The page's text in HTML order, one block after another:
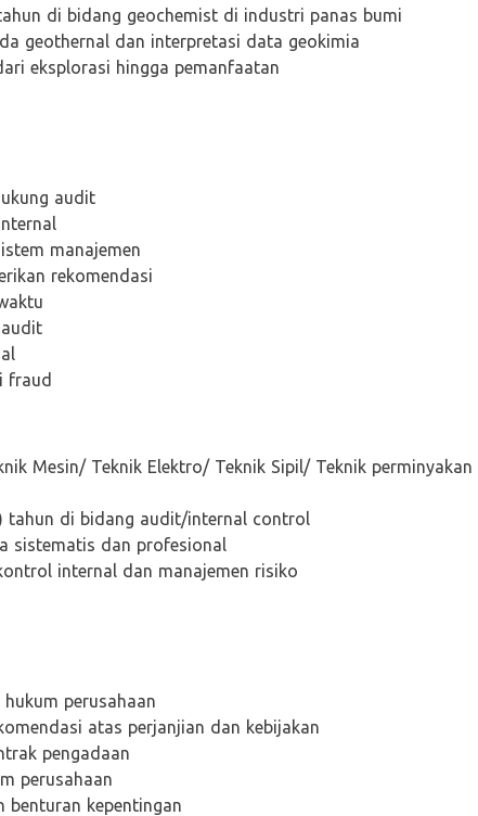
di bidang geochemist di industri panas bumi
geothernal dan interpretasi data geokimia
eksplorasi hingga pemanfaatan
audit
manajemen
rekomendasi
fraud
Mesin/ Teknik Elektro/ Teknik Sipil/ Teknik perminyakan
tahun di bidang audit/internal control
sistematis dan profesional
internal dan manajemen risiko
perusahaan
atas perjanjian dan kebijakan
pengadaan
perusahaan
benturan kepentingan